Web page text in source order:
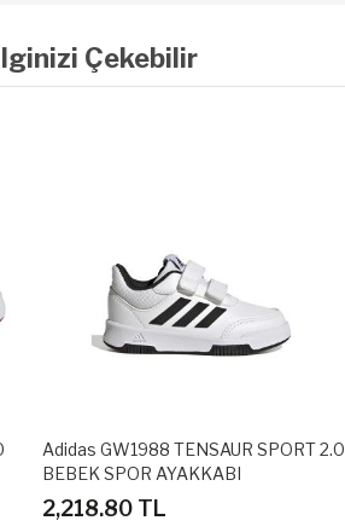
Çekebilir
Adidas GW1988 TENSAUR SPORT 2.0
BEBEK SPOR AYAKKABI
2,218.80 TL